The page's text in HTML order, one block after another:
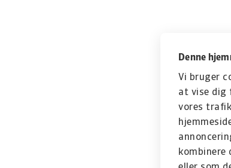
Denne
Vi bruger
at vise dig
vores
kombinere